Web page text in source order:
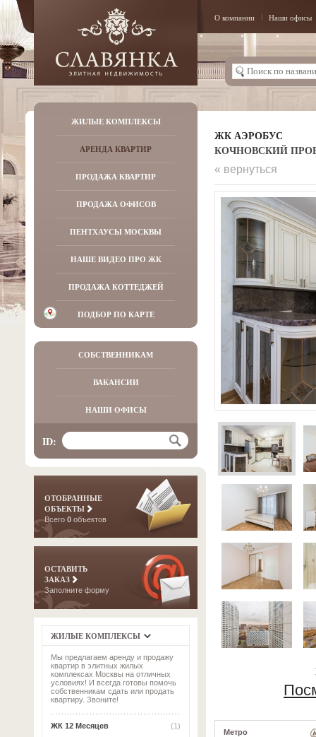
О компании Наши офисы
ЖИЛЫЕ КОМПЛЕКСЫ
АРЕНДА КВАРТИР
ПРОДАЖА КВАРТИР
ПРОДАЖА ОФИСОВ
ПЕНТХАУСЫ МОСКВЫ
НАШЕ ВИДЕО ПРО ЖК
ПРОДАЖА КОТТЕДЖЕЙ
ПОДБОР ПО КАРТЕ
СОБСТВЕННИКАМ
ВАКАНСИИ
НАШИ ОФИСЫ
ID:
ОТОБРАННЫЕ
ОБЪЕКТЫ
Всего 0 объектов
ОСТАВИТЬ
ЗАКАЗ
Заполните форму
ЖИЛЫЕ КОМПЛЕКСЫ
Мы предлагаем аренду и продажу
квартир в элитных жилых
комплексах Москвы на отличных
условиях! И всегда готовы помочь
собственникам сдать или продать
квартиру. Звоните!
(1)
ЖК 12 Месяцев
ЖК АЭРОБУС
КОЧНОВСКИЙ
« вернуться
Метро